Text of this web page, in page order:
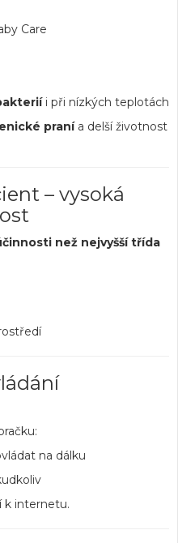
Care
i při nízkých teplotách
pranía delší životnost
– vysoká
než nejvyšší třída
na dálku
k internetu.